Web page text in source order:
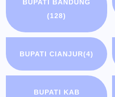
BUPATI BANDUNG
(128)
BUPATI CIANJUR(4)
BUPATI KAB